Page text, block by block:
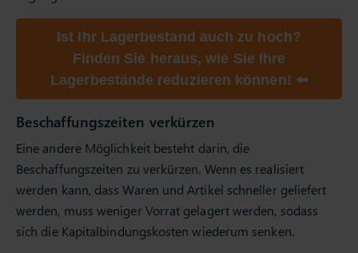
Ist Ihr Lagerbestand auch zu hoch?
Finden Sie heraus, wie Sie Ihre
Lagerbestände reduzieren können! ⬅️
Beschaffungszeiten verkürzen
Eine andere Möglichkeit besteht darin, die
Beschaffungszeiten zu verkürzen. Wenn es realisiert
werden kann, dass Waren und Artikel schneller geliefert
werden, muss weniger Vorrat gelagert werden, sodass
sich die Kapitalbindungskosten wiederum senken.